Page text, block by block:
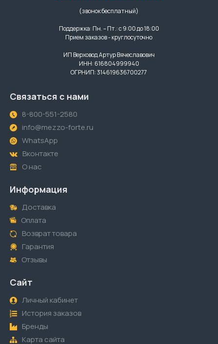
(звонок бесплатный)
Поддержка: Пн. – Пт.: с 9:00 до 18:00
Прием заказов - круглосуточно
ИП Верховод Артур Вячеславович
ИНН: 616804999940
ОГРНИП: 314619636700277
Связаться с нами
8-800-551-2580
info@mezzo-forte.ru
WhatsApp
Вконтакте
О нас
Информация
Доставка
Оплата
Возврат товара
Гарантия
Отзывы
Сайт
Личный кабинет
История заказов
Бренды
Карта сайта